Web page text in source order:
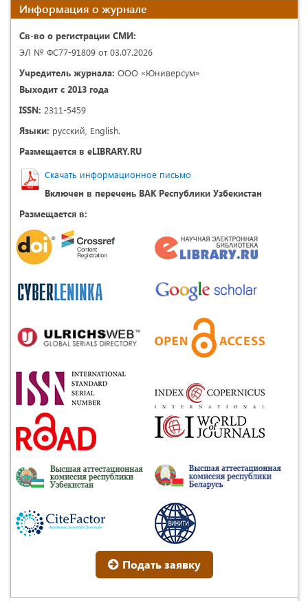
Информация о журнале
Св-во о регистрации СМИ:
ЭЛ № ФС77-91809 от 03.07.2026
Учредитель журнала: ООО «Юниверсум»
Выходит с 2013 года
ISSN: 2311-5459
Языки: русский, English.
Размещается в eLIBRARY.RU
Скачать информационное письмо
Включен в перечень ВАК Республики Узбекистан
Размещается в:
Подать заявку